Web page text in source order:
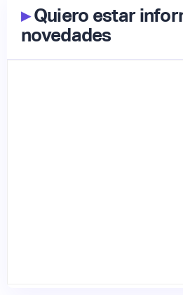
▸Quiero estar
novedades